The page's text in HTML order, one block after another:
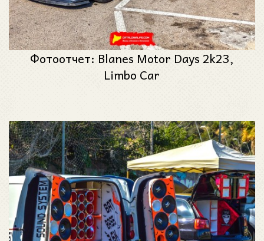
Фотоотчет: Blanes Motor Days 2k23,
Limbo Car